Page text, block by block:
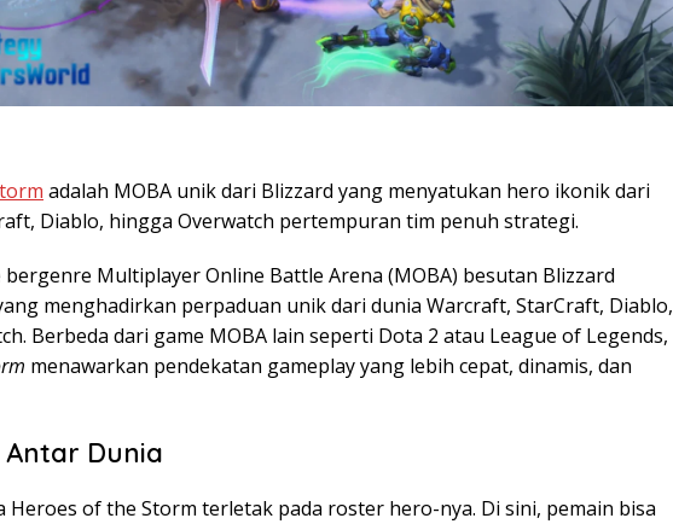
adalah MOBA unik dari Blizzard yang menyatukan hero ikonik dari
Diablo, hingga Overwatch pertempuran tim penuh strategi.
bergenre Multiplayer Online Battle Arena (MOBA) besutan Blizzard
menghadirkan perpaduan unik dari dunia Warcraft, StarCraft, Diablo,
Berbeda dari game MOBA lain seperti Dota 2 atau League of Legends,
menawarkan pendekatan gameplay yang lebih cepat, dinamis, dan
Dunia
Heroes of the Storm terletak pada roster hero-nya. Di sini, pemain bisa